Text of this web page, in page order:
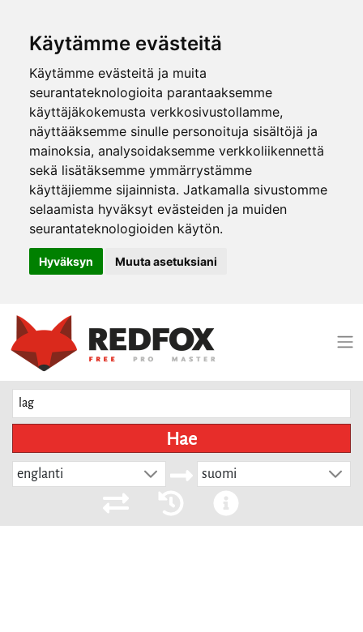
Käytämme evästeitä
Käytämme evästeitä ja muita
seurantateknologioita parantaaksemme
käyttäjäkokemusta verkkosivustollamme,
näyttääksemme sinulle personoituja sisältöjä ja
mainoksia, analysoidaksemme verkkoliikennettä
sekä lisätäksemme ymmärrystämme
käyttäjiemme sijainnista. Jatkamalla sivustomme
selaamista hyväksyt evästeiden ja muiden
seurantateknologioiden käytön.
Hyväksyn Muuta asetuksiani
Hae
englanti suomi